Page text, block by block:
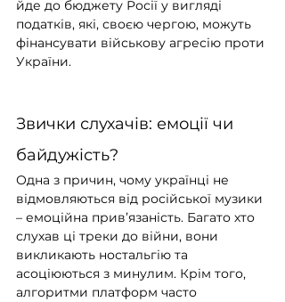
йде до бюджету Росії у вигляді
податків, які, своєю чергою, можуть
фінансувати військову агресію проти
України.
Звички слухачів: емоції чи
байдужість?
Одна з причин, чому українці не
відмовляються від російської музики
– емоційна прив’язаність. Багато хто
слухав ці треки до війни, вони
викликають ностальгію та
асоціюються з минулим. Крім того,
алгоритми платформ часто